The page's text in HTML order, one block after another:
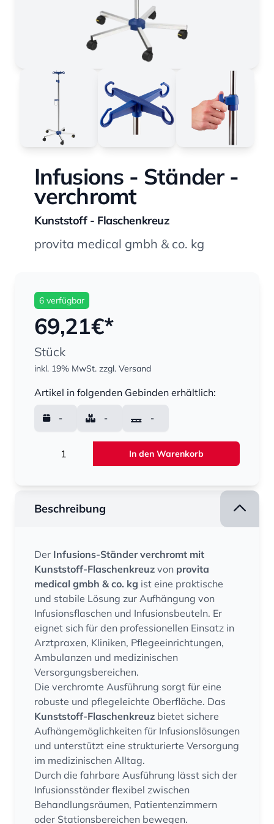
Infusions - Ständer -
verchromt
Kunststoff - Flaschenkreuz
provita medical gmbh & co. kg
6 verfügbar
69,21€*
Stück
inkl. 19% MwSt. zzgl. Versand
Artikel in folgenden Gebinden erhältlich:
- - -
In den Warenkorb
Beschreibung
Der Infusions-Ständer verchromt mit
Kunststoff-Flaschenkreuz von provita
medical gmbh & co. kg ist eine praktische
und stabile Lösung zur Aufhängung von
Infusionsflaschen und Infusionsbeuteln. Er
eignet sich für den professionellen Einsatz in
Arztpraxen, Kliniken, Pflegeeinrichtungen,
Ambulanzen und medizinischen
Versorgungsbereichen.
Die verchromte Ausführung sorgt für eine
robuste und pflegeleichte Oberfläche. Das
Kunststoff-Flaschenkreuz bietet sichere
Aufhängemöglichkeiten für Infusionslösungen
und unterstützt eine strukturierte Versorgung
im medizinischen Alltag.
Durch die fahrbare Ausführung lässt sich der
Infusionsständer flexibel zwischen
Behandlungsräumen, Patientenzimmern
oder Stationsbereichen bewegen.